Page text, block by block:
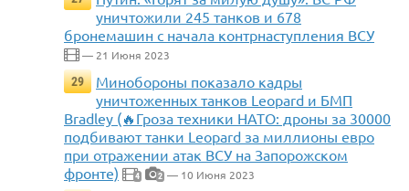
уничтожили 245 танков и 678
бронемашин с начала контрнаступления ВСУ
— 21 Июня 2023
29
Минобороны показало кадры
уничтоженных танков Leopard и БМП
Bradley (🔥Гроза техники НАТО: дроны за 30000
подбивают танки Leopard за миллионы евро
при отражении атак ВСУ на Запорожском
фронте)
4 2 — 10 Июня 2023